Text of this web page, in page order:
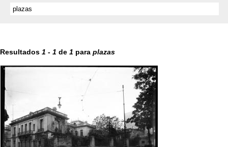
Resultados 1 - 1 de 1 para plazas